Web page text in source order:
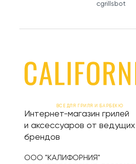
cgrillsbot
ВСЕ ДЛЯ ГРИЛЯ И БАРБЕКЮ
Интернет-магазин грилей
и аксессуаров от
брендов
ООО "КАЛИФОРНИЯ"